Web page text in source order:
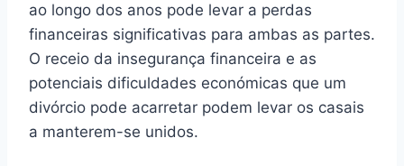
ao longo dos anos pode levar a perdas
financeiras significativas para ambas as partes.
O receio da insegurança financeira e as
potenciais dificuldades económicas que um
divórcio pode acarretar podem levar os casais
a manterem-se unidos.